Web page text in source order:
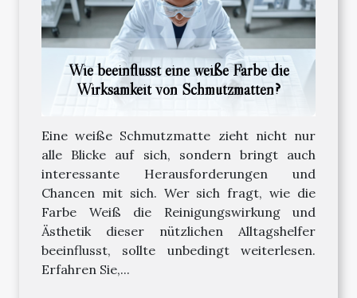
Wie beeinflusst eine weiße Farbe die
Wirksamkeit von Schmutzmatten?
Eine weiße Schmutzmatte zieht nicht nur
alle Blicke auf sich, sondern bringt auch
interessante Herausforderungen und
Chancen mit sich. Wer sich fragt, wie die
Farbe Weiß die Reinigungswirkung und
Ästhetik dieser nützlichen Alltagshelfer
beeinflusst, sollte unbedingt weiterlesen.
Erfahren Sie,...